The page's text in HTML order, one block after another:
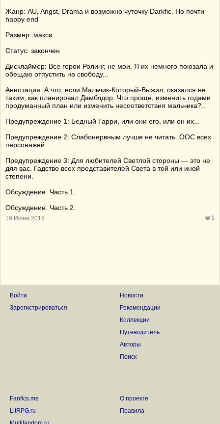
Жанр: AU, Angst, Drama и возможно чуточку Darkfic. Но почти
happy end
Размер: макси
Статус: закончен
Дисклаймер: Все герои Ролинг, не мои. Я их немного поюзала и
обещаю отпустить на свободу...
Аннотация: А что, если Мальчик-Который-Выжил, оказался не
таким, как планировал Дамблдор. Что проще, изменить годами
продуманный план или изменить несоответствия мальчика?..
Предупреждение 1: Бедный Гарри, или они его, или он их...
Предупреждение 2: Слабонервным лучше не читать. ООС всех
персонажей.
Предупреждение 3: Для любителей Светлой стороны — это не
для вас. Гадство всех представителей Света в той или иной
степени.
Обсуждение. Часть 1.
Обсуждение. Часть 2.
19 Июня 2019 1
Войти
Зарегистрироваться
Новости
Рекомендации
Коллекции
Путеводитель
Авторы
Поиск
Fanfics.me
LitRPG.ru
О проекте
Правила